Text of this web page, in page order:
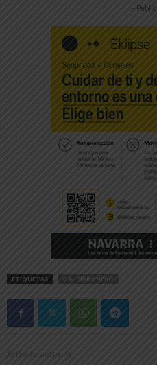
--
ETIQUETAS C.A. CIRBONERO
Artículo anterior